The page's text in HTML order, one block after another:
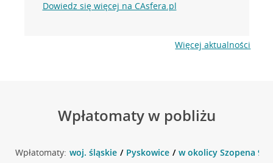
Dowiedz się więcej na CAsfera.pl
Więcej aktualności
Wpłatomaty w pobliżu
Wpłatomaty: woj. śląskie Pyskowice w okolicy Szopena 9a